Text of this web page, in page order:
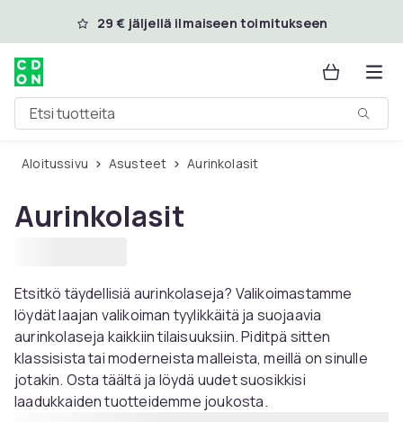
Ohita ja siirry pääsisältöön
29 € jäljellä ilmaiseen toimitukseen
Etsi tuotteita
Aloitussivu Asusteet Aurinkolasit
Aurinkolasit
Etsitkö täydellisiä aurinkolaseja? Valikoimastamme
löydät laajan valikoiman tyylikkäitä ja suojaavia
aurinkolaseja kaikkiin tilaisuuksiin. Piditpä sitten
klassisista tai moderneista malleista, meillä on sinulle
jotakin. Osta täältä ja löydä uudet suosikkisi
laadukkaiden tuotteidemme joukosta.